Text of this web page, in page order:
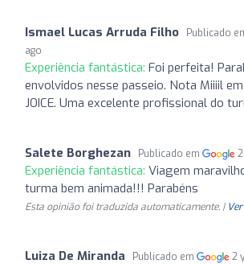
Ismael Lucas Arruda Filho Publicado
ago
Experiência fantástica: Foi perfeita!
envolvidos nesse passeio. Nota Miiiil
JOICE. Uma excelente profissional do
Salete Borghezan Publicado em
Experiência fantástica: Viagem
turma bem animada!!! Parabéns
Esta opinião foi traduzida automaticamente. |
Luiza De Miranda Publicado em 2